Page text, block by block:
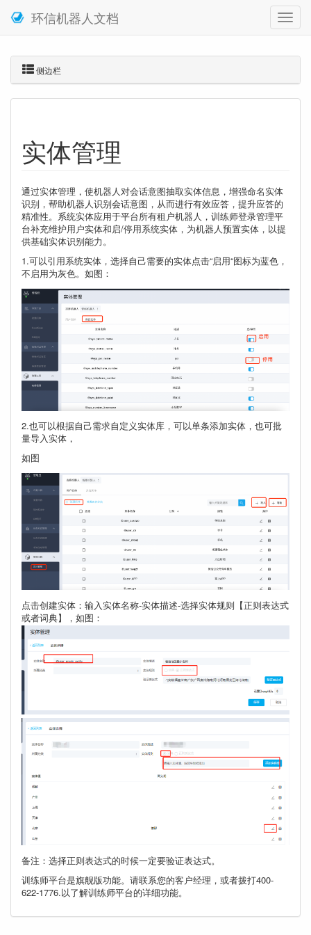
环信机器人文档
侧边栏
实体管理
通过实体管理，使机器人对会话意图抽取实体信息，增强命名实体
识别，帮助机器人识别会话意图，从而进行有效应答，提升应答的
精准性。系统实体应用于平台所有租户机器人，训练师登录管理平
台补充维护用户实体和启/停用系统实体，为机器人预置实体，以提
供基础实体识别能力。
1.可以引用系统实体，选择自己需要的实体点击“启用“图标为蓝色，
不启用为灰色。如图：
2.也可以根据自己需求自定义实体库，可以单条添加实体，也可批
量导入实体，
如图
点击创建实体：输入实体名称-实体描述-选择实体规则【正则表达式
或者词典】，如图：
备注：选择正则表达式的时候一定要验证表达式。
训练师平台是旗舰版功能。请联系您的客户经理，或者拨打400-
622-1776.以了解训练师平台的详细功能。